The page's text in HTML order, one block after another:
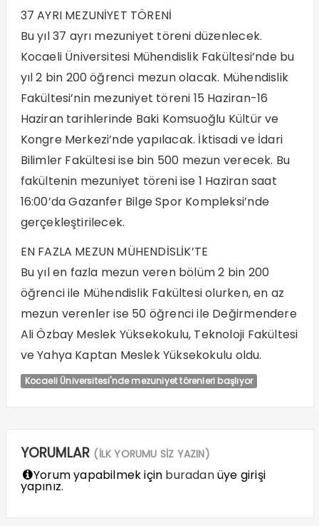
37 AYRI MEZUNİYET TÖRENİ
Bu yıl 37 ayrı mezuniyet töreni düzenlecek.
Kocaeli Üniversitesi Mühendislik Fakültesi’nde bu
yıl 2 bin 200 öğrenci mezun olacak. Mühendislik
Fakültesi’nin mezuniyet töreni 15 Haziran-16
Haziran tarihlerinde Baki Komsuoğlu Kültür ve
Kongre Merkezi’nde yapılacak. İktisadi ve İdari
Bilimler Fakültesi ise bin 500 mezun verecek. Bu
fakültenin mezuniyet töreni ise 1 Haziran saat
16:00’da Gazanfer Bilge Spor Kompleksi’nde
gerçekleştirilecek.
EN FAZLA MEZUN MÜHENDİSLİK’TE
Bu yıl en fazla mezun veren bölüm 2 bin 200
öğrenci ile Mühendislik Fakültesi olurken, en az
mezun verenler ise 50 öğrenci ile Değirmendere
Ali Özbay Meslek Yüksekokulu, Teknoloji Fakültesi
ve Yahya Kaptan Meslek Yüksekokulu oldu.
Kocaeli Üniversitesi'nde mezuniyet törenleri başlıyor
YORUMLAR (İLK YORUMU SİZ YAZIN)
Yorum yapabilmek için buradanüye girişi
yapınız.